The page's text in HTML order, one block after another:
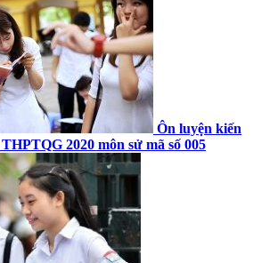
Ôn luyện kiến
2020 môn sử mã số 005